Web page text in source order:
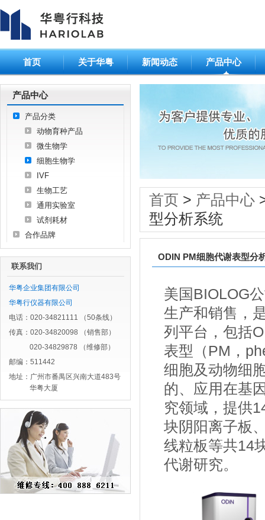
首页 关于华粤 新闻动态 产品中心
产品中心
产品分类
动物育种产品
微生物学
细胞生物学
IVF
生物工艺
通用实验室
试剂耗材
合作品牌
联系我们
华粤企业集团有限公司
华粤行仪器有限公司
电话：020-34821111 （50条线）
传真：020-34820098 （销售部）
020-34829878 （维修部）
邮编：511442
地址：广州市番禺区兴南大道483号
华粤大厦
首页 > 产品中心
型分析系统
ODIN PM细胞代谢表型分
美国BIOLOG
生产和销售，
列平台，包括
表型（PM，
细胞及动物细
的、应用在基
究领域，提供
块阴阳离子板
线粒板等共14
代谢研究。